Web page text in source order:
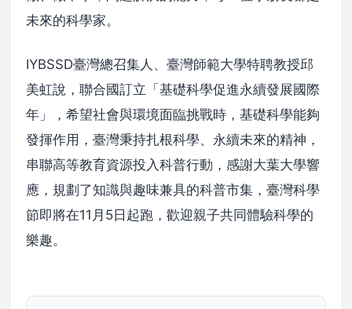
未來的科學家。
IYBSSD臺灣總召集人、臺灣師範大學特聘教授邱
美虹說，聯合國訂立「基礎科學促進永續發展國際
年」，希望社會與環境面臨挑戰時，基礎科學能夠
發揮作用，臺灣秉持扎根科學、永續未來的精神，
串聯高等教育資源投入科普行動，感謝大葉大學響
應，規劃了知識與趣味兼具的科普市集，臺灣科學
節即將在11月5日起跑，歡迎親子共同體驗科學的
樂趣。